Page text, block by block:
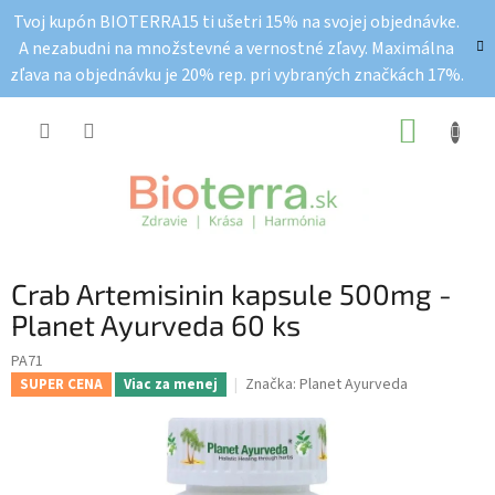
obsah
Tvoj kupón BIOTERRA15 ti ušetri 15% na svojej objednávke.
A nezabudni na množstevné a vernostné zľavy. Maximálna
zľava na objednávku je 20% rep. pri vybraných značkách 17%.
Crab Artemisinin kapsule 500mg -
Planet Ayurveda 60 ks
PA71
SUPER CENA Viac za menej Značka: Planet Ayurveda